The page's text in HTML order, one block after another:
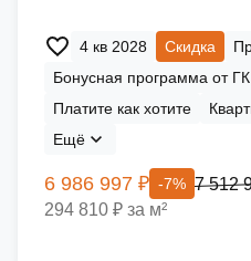
4 кв 2028 Скидка
Бонусная программа от
Платите как хотите
Ещё
6 986 997 ₽ -7% 7 512
294 810 ₽ за м²